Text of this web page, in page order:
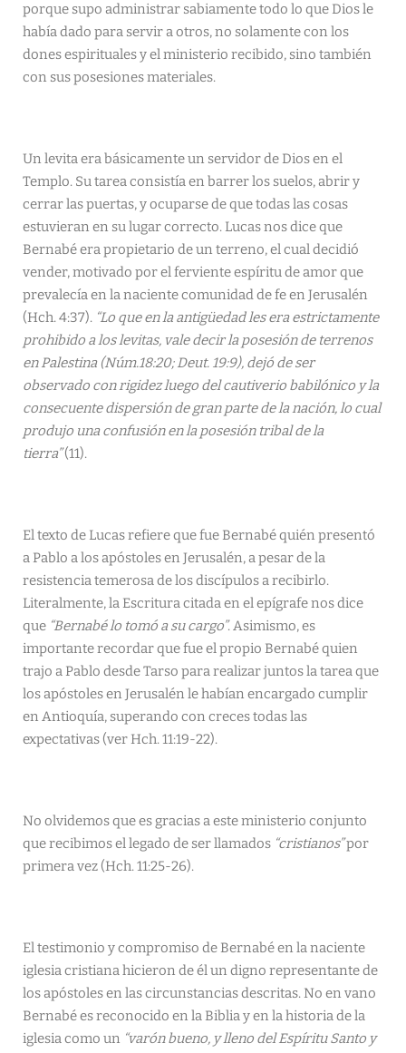
porque supo administrar sabiamente todo lo que Dios le
había dado para servir a otros, no solamente con los
dones espirituales y el ministerio recibido, sino también
con sus posesiones materiales.
Un levita era básicamente un servidor de Dios en el
Templo. Su tarea consistía en barrer los suelos, abrir y
cerrar las puertas, y ocuparse de que todas las cosas
estuvieran en su lugar correcto. Lucas nos dice que
Bernabé era propietario de un terreno, el cual decidió
vender, motivado por el ferviente espíritu de amor que
prevalecía en la naciente comunidad de fe en Jerusalén
(Hch. 4:37). “Lo que en la antigüedad les era estrictamente
prohibido a los levitas, vale decir la posesión de terrenos
en Palestina (Núm.18:20; Deut. 19:9), dejó de ser
observado con rigidez luego del cautiverio babilónico y la
consecuente dispersión de gran parte de la nación, lo cual
produjo una confusión en la posesión tribal de la
tierra”(11).
El texto de Lucas refiere que fue Bernabé quién presentó
a Pablo a los apóstoles en Jerusalén, a pesar de la
resistencia temerosa de los discípulos a recibirlo.
Literalmente, la Escritura citada en el epígrafe nos dice
que “Bernabé lo tomó a su cargo”. Asimismo, es
importante recordar que fue el propio Bernabé quien
trajo a Pablo desde Tarso para realizar juntos la tarea que
los apóstoles en Jerusalén le habían encargado cumplir
en Antioquía, superando con creces todas las
expectativas (ver Hch. 11:19-22).
No olvidemos que es gracias a este ministerio conjunto
que recibimos el legado de ser llamados “cristianos”por
primera vez (Hch. 11:25-26).
El testimonio y compromiso de Bernabé en la naciente
iglesia cristiana hicieron de él un digno representante de
los apóstoles en las circunstancias descritas. No en vano
Bernabé es reconocido en la Biblia y en la historia de la
iglesia como un “varón bueno, y lleno del Espíritu Santo y